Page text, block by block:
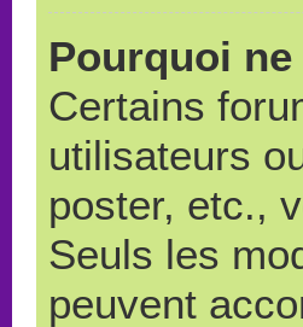
Pourquoi
Certains
utilisateurs
poster, etc.,
Seuls les
peuvent